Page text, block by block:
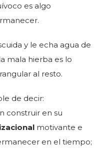
es algo
y le echa agua de
mala hierba es lo
al resto.
de decir:
construir en su
motivante e
en el tiempo;